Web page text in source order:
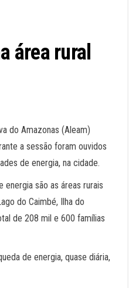
área rural
do Amazonas (Aleam)
a sessão foram ouvidos
de energia, na cidade.
são as áreas rurais
do Caimbé, Ilha do
de 208 mil e 600 famílias
de energia, quase diária,